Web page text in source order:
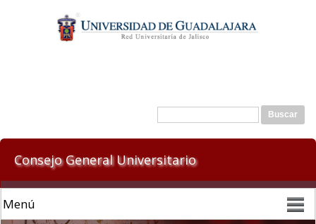
contenido
principal
Formulario de búsqueda
Buscar
Consejo General Universitario